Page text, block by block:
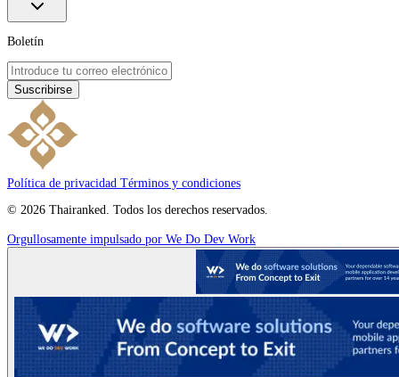
Boletín
Suscribirse
Política de privacidad Términos y condiciones
© 2026 Thairanked. Todos los derechos reservados.
Orgullosamente impulsado por We Do Dev Work